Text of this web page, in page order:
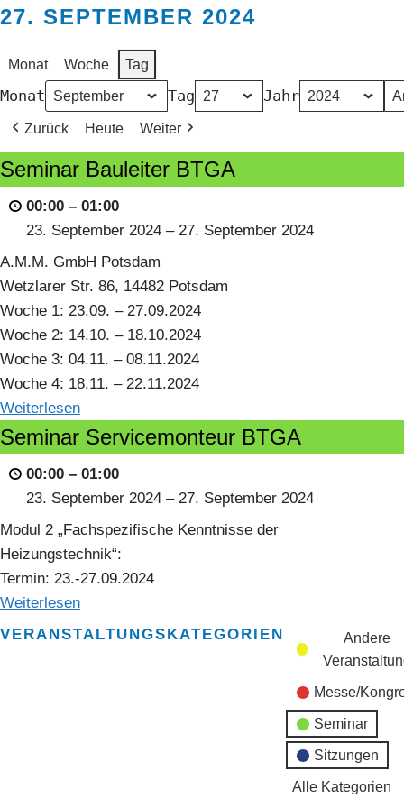
27. SEPTEMBER 2024
Monat Woche Tag
Monat Tag Jahr
Zurück Heute Weiter
Seminar
Bauleiter
BTGA
Seminar Bauleiter BTGA
00:00 – 01:00
23. September 2024 – 27. September 2024
A.M.M. GmbH Potsdam
Wetzlarer Str. 86, 14482 Potsdam
Woche 1: 23.09. – 27.09.2024
Woche 2: 14.10. – 18.10.2024
Woche 3: 04.11. – 08.11.2024
Woche 4: 18.11. – 22.11.2024
Weiterlesen
Seminar
Servicemonteur
BTGA
Seminar Servicemonteur BTGA
00:00 – 01:00
23. September 2024 – 27. September 2024
Modul 2 „Fachspezifische Kenntnisse der
Heizungstechnik“:
Termin: 23.-27.09.2024
Weiterlesen
VERANSTALTUNGSKATEGORIEN
Andere
Messe/
Seminar
Sitzungen
Alle Kategorien